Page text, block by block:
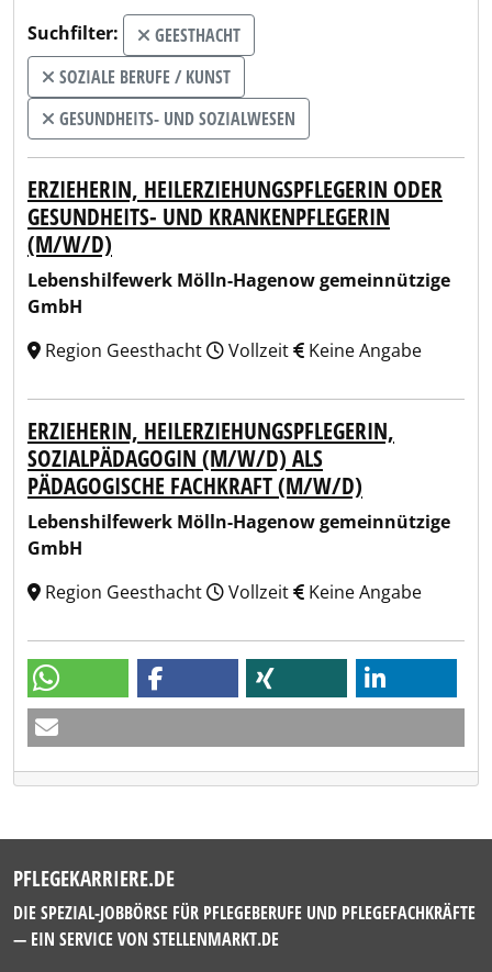
Suchfilter:
GEESTHACHT
SOZIALE BERUFE / KUNST
GESUNDHEITS- UND SOZIALWESEN
ERZIEHERIN, HEILERZIEHUNGSPFLEGERIN ODER
GESUNDHEITS- UND KRANKENPFLEGERIN
(M/W/D)
Lebenshilfewerk Mölln-Hagenow gemeinnützige
GmbH
Region Geesthacht
Vollzeit Keine Angabe
ERZIEHERIN, HEILERZIEHUNGSPFLEGERIN,
SOZIALPÄDAGOGIN (M/W/D) ALS
PÄDAGOGISCHE FACHKRAFT (M/W/D)
Lebenshilfewerk Mölln-Hagenow gemeinnützige
GmbH
Region Geesthacht
Vollzeit Keine Angabe
PFLEGEKARRIERE.DE
DIE SPEZIAL-JOBBÖRSE FÜR PFLEGEBERUFE UND PFLEGEFACHKRÄFTE
— EIN SERVICE VON STELLENMARKT.DE